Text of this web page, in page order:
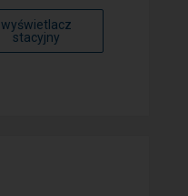
wyświetlacz
stacyjny